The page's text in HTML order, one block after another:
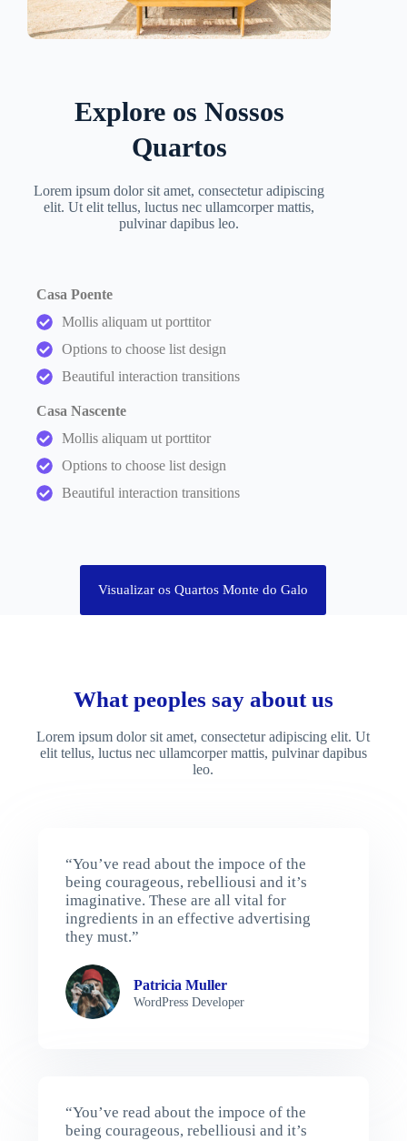
Explore os Nossos
Quartos
Lorem ipsum dolor sit amet, consectetur adipiscing
elit. Ut elit tellus, luctus nec ullamcorper mattis,
pulvinar dapibus leo.
Casa Poente
Mollis aliquam ut porttitor
Options to choose list design
Beautiful interaction transitions
Casa Nascente
Mollis aliquam ut porttitor
Options to choose list design
Beautiful interaction transitions
Visualizar os Quartos Monte do Galo
What peoples say about us
Lorem ipsum dolor sit amet, consectetur adipiscing elit. Ut
elit tellus, luctus nec ullamcorper mattis, pulvinar dapibus
leo.
“You’ve read about the impoce of the
being courageous, rebelliousi and it’s
imaginative. These are all vital for
ingredients in an effective advertising
they must.”
Patricia Muller
WordPress Developer
“You’ve read about the impoce of the
being courageous, rebelliousi and it’s